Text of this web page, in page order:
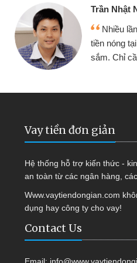
đều vay
tiếp tục mua
Vay tiền đơn giản
Hệ thống hỗ trợ kiến thức -
an toàn từ các ngân hàng,
Www.vaytiendongian.com
dụng hay công ty cho vay!
Contact Us